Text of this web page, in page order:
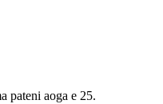
pateni aoga e 25.